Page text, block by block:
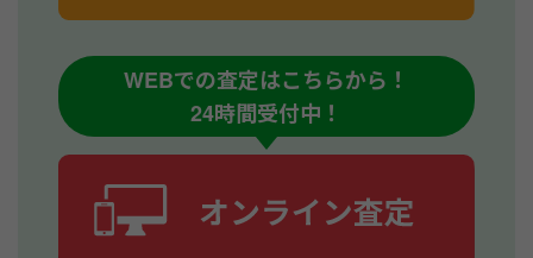
WEBでの査定はこちらから！
24時間受付中！